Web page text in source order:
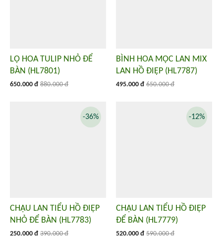
LỌ HOA TULIP NHỎ ĐỂ
BÀN (HL7801)
650.000 đ 880.000 đ
BÌNH HOA MỘC LAN MIX
LAN HỒ ĐIỆP (HL7787)
495.000 đ 650.000 đ
CHẬU LAN TIỂU HỒ ĐIỆP
NHỎ ĐỂ BÀN (HL7783)
250.000 đ 390.000 đ
-36%
CHẬU LAN TIỂU HỒ ĐIỆP
ĐỂ BÀN (HL7779)
520.000 đ 590.000 đ
-12%